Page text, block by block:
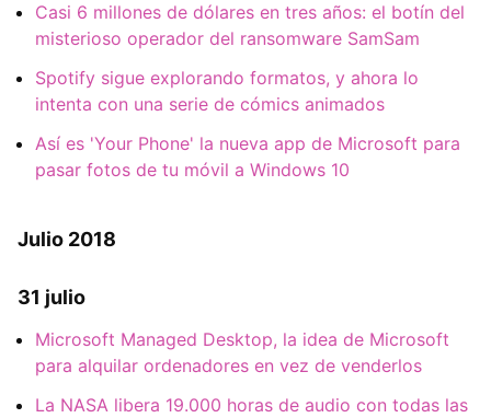
Casi 6 millones de dólares en tres años: el botín del
misterioso operador del ransomware SamSam
Spotify sigue explorando formatos, y ahora lo
intenta con una serie de cómics animados
Así es 'Your Phone' la nueva app de Microsoft para
pasar fotos de tu móvil a Windows 10
Julio 2018
31 julio
Microsoft Managed Desktop, la idea de Microsoft
para alquilar ordenadores en vez de venderlos
La NASA libera 19.000 horas de audio con todas las